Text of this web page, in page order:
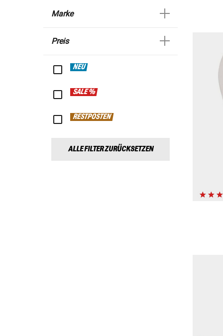
Marke
Preis
NEU
SALE %
RESTPOSTEN
ALLE FILTER ZURÜCKSETZEN